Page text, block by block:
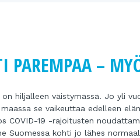
PAREMPAA –
on hiljalleen väistymässä. Jo yli
se vaikeuttaa edelleen
COVID-19 -rajoitusten
Suomessa kohti jo lähes